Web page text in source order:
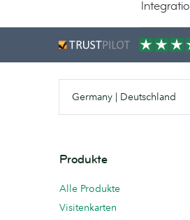
Germany | Deutschland
Produkte
Alle Produkte
Visitenkarten